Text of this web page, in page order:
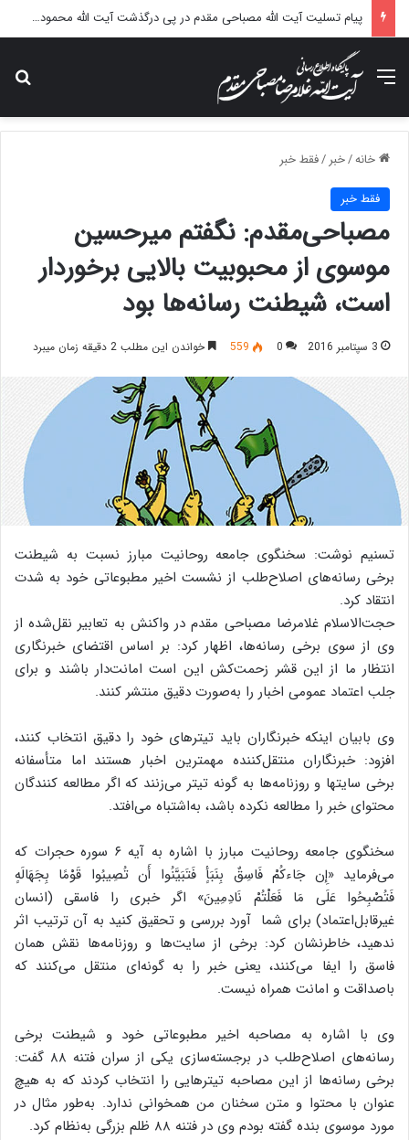
پیام تسلیت آیت الله مصباحی مقدم در پی درگذشت آیت الله محمودی گلپایگانی
منو
خانه/خبر /فقط خبر
فقط خبر
مصباحی‌مقدم: نگفتم میرحسین
موسوی از محبوبیت بالایی برخوردار
است، شیطنت رسانه‌ها بود
3 سپتامبر 2016 0
559 خواندن این مطلب 2 دقیقه زمان میبرد
تسنیم نوشت: سخنگوی جامعه روحانیت مبارز نسبت به شیطنت
برخی رسانه‌های اصلاح‌طلب از نشست اخیر مطبوعاتی خود به شدت
انتقاد کرد.
حجت‌الاسلام غلامرضا مصباحی مقدم در واکنش به تعابیر نقل‌شده از
وی از سوی برخی رسانه‌ها، اظهار کرد: بر اساس اقتضای خبرنگاری
انتظار ما از این قشر زحمت‌کش این است امانت‌دار باشند و برای
جلب اعتماد عمومی اخبار را به‌صورت دقیق منتشر کنند.
وی بابیان اینکه خبرنگاران باید تیترهای خود را دقیق انتخاب کنند،
افزود: خبرنگاران منتقل‌کننده مهمترین اخبار هستند اما متأسفانه
برخی سایتها و روزنامه‌ها به گونه تیتر می‌زنند که اگر مطالعه کنندگان
محتوای خبر را مطالعه نکرده باشد، به‌اشتباه می‌افتد.
سخنگوی جامعه روحانیت مبارز با اشاره به آیه ۶ سوره حجرات که
می‌فرماید «إِن جَاءکُمْ فَاسِقٌ بِنَبَأٍ فَتَبَیَّنُوا أَن تُصِیبُوا قَوْمًا بِجَهَالَهٍ
فَتُصْبِحُوا عَلَی مَا فَعَلْتُمْ نَادِمِینَ» اگر خبری را فاسقی (انسان
غیرقابل‌اعتماد) برای شما آورد بررسی و تحقیق کنید به آن ترتیب اثر
ندهید، خاطرنشان کرد: برخی از سایت‌ها و روزنامه‌ها نقش همان
فاسق را ایفا می‌کنند، یعنی خبر را به گونه‌ای منتقل می‌کنند که
باصداقت و امانت همراه نیست.
وی با اشاره به مصاحبه اخیر مطبوعاتی خود و شیطنت برخی
رسانه‌های اصلاح‌طلب در برجسته‌سازی یکی از سران فتنه ۸۸ گفت:
برخی رسانه‌ها از این مصاحبه تیترهایی را انتخاب کردند که به هیچ
عنوان با محتوا و متن سخنان من همخوانی ندارد. به‌طور مثال در
مورد موسوی بنده گفته بودم وی در فتنه ۸۸ ظلم بزرگی به‌نظام کرد.